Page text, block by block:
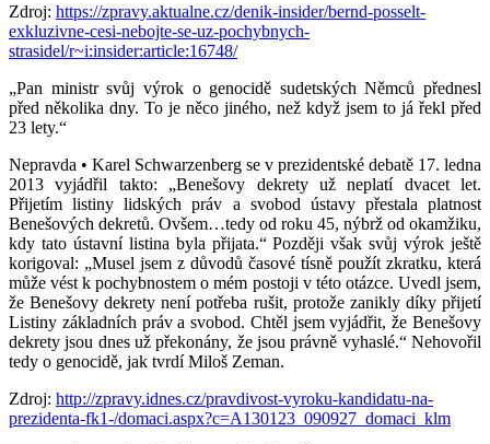
Zdroj: https://zpravy.aktualne.cz/denik-insider/bernd-posselt-
exkluzivne-cesi-nebojte-se-uz-pochybnych-
strasidel/r~i:insider:article:16748/
„Pan ministr svůj výrok o genocidě sudetských Němců přednesl
před několika dny. To je něco jiného, než když jsem to já řekl před
23 lety.“
Nepravda • Karel Schwarzenberg se v prezidentské debatě 17. ledna
2013 vyjádřil takto: „Benešovy dekrety už neplatí dvacet let.
Přijetím listiny lidských práv a svobod ústavy přestala platnost
Benešových dekretů. Ovšem…tedy od roku 45, nýbrž od okamžiku,
kdy tato ústavní listina byla přijata.“ Později však svůj výrok ještě
korigoval: „Musel jsem z důvodů časové tísně použít zkratku, která
může vést k pochybnostem o mém postoji v této otázce. Uvedl jsem,
že Benešovy dekrety není potřeba rušit, protože zanikly díky přijetí
Listiny základních práv a svobod. Chtěl jsem vyjádřit, že Benešovy
dekrety jsou dnes už překonány, že jsou právně vyhaslé.“ Nehovořil
tedy o genocidě, jak tvrdí Miloš Zeman.
Zdroj: http://zpravy.idnes.cz/pravdivost-vyroku-kandidatu-na-
prezidenta-fk1-/domaci.aspx?c=A130123_090927_domaci_klm